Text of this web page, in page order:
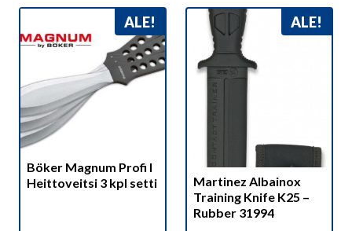
ALE!
Böker Magnum Profi I
Heittoveitsi 3 kpl setti
ALE!
Martinez Albainox
Training Knife K25 –
Rubber 31994